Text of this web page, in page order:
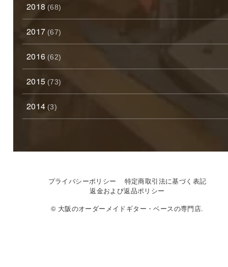
2018 (68)
2017 (67)
2016 (62)
2015 (73)
2014 (3)
プライバシーポリシー
特定商取引法に基づく表記
返金および返品ポリシー
© 大阪のオーダーメイドギター・ベースの専門店.